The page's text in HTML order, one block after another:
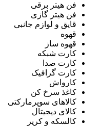
فن هیتر برقی
فن هیتر گازی
قایق و لوازم جانبی
قهوه
قهوه ساز
کارت شبکه
کارت صدا
کارت گرافیک
کارواش
کاغذ سرخ کن
کالاهای سوپرمارکتی
کالای دیجیتال
کالسکه و کریر